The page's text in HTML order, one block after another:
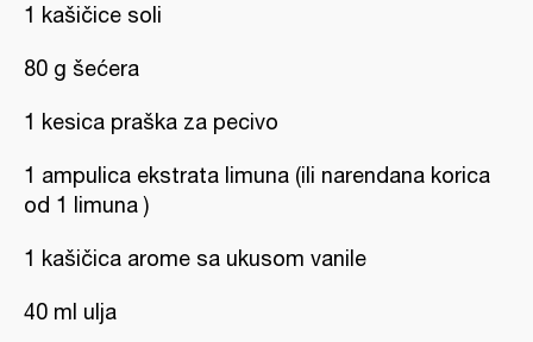
1 kašičice soli
80 g šećera
1 kesica praška za pecivo
1 ampulica ekstrata limuna (ili narendana korica
od 1 limuna )
1 kašičica arome sa ukusom vanile
40 ml ulja